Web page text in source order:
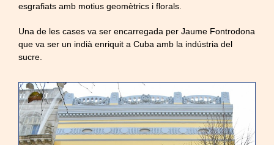
esgrafiats amb motius geomètrics i florals.
Una de les cases va ser encarregada per Jaume Fontrodona
que va ser un indià enriquit a Cuba amb la indústria del
sucre.